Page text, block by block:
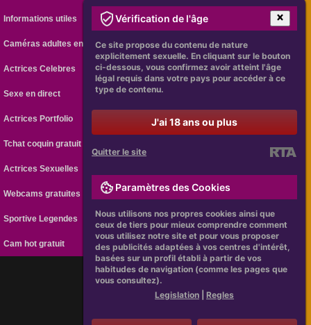
Informations utiles
Caméras adultes en ligne
Actrices Celebres
Sexe en direct
Actrices Portfolio
Tchat coquin gratuit
Actrices Sexuelles
Webcams gratuites
Sportive Legendes
Cam hot gratuit
]
Vérification de l'âge
Ce site propose du contenu de nature
explicitement sexuelle. En cliquant sur le bouton
ci-dessous, vous confirmez avoir atteint l'âge
légal requis dans votre pays pour accéder à ce
type de contenu.
J'ai 18 ans ou plus
Quitter le site
Paramètres des Cookies
Nous utilisons nos propres cookies ainsi que
ceux de tiers pour mieux comprendre comment
vous utilisez notre site et pour vous proposer
des publicités adaptées à vos centres d'intérêt,
basées sur un profil établi à partir de vos
habitudes de navigation (comme les pages que
vous consultez).
Legislation
Regles